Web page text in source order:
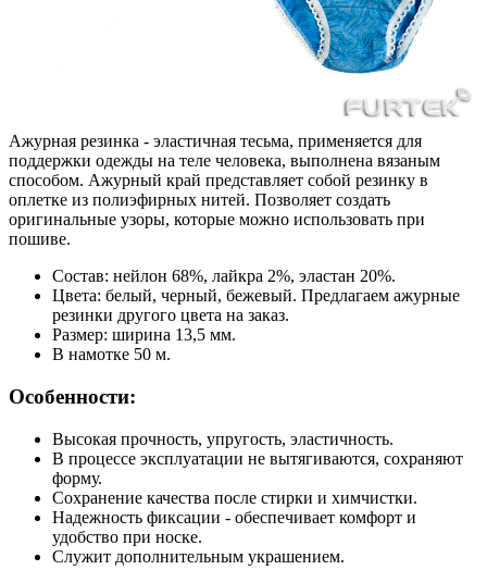
Ажурная резинка - эластичная тесьма, применяется для
поддержки одежды на теле человека, выполнена вязаным
способом. Ажурный край представляет собой резинку в
оплетке из полиэфирных нитей. Позволяет создать
оригинальные узоры, которые можно использовать при
пошиве.
Состав: нейлон 68%, лайкра 2%, эластан 20%.
Цвета: белый, черный, бежевый. Предлагаем ажурные
резинки другого цвета на заказ.
Размер: ширина 13,5 мм.
В намотке 50 м.
Особенности:
Высокая прочность, упругость, эластичность.
В процессе эксплуатации не вытягиваются, сохраняют
форму.
Сохранение качества после стирки и химчистки.
Надежность фиксации - обеспечивает комфорт и
удобство при носке.
Служит дополнительным украшением.